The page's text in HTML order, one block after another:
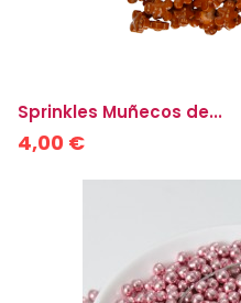
Sprinkles Muñecos de...
4,00 €